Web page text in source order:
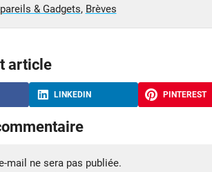
& Gadgets, Brèves
article
LINKEDIN PINTEREST
mail ne sera pas publiée.